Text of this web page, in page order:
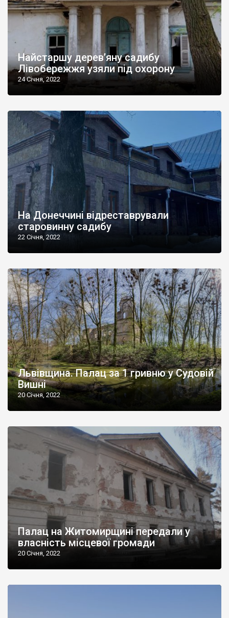
Найстаршу дерев’яну садибу
Лівобережжя узяли під охорону
24 Січня, 2022
На Донеччині відреставрували
старовинну садибу
22 Січня, 2022
Львівщина. Палац за 1 гривню у Судовій
Вишні
20 Січня, 2022
Палац на Житомирщині передали у
власність місцевої громади
20 Січня, 2022